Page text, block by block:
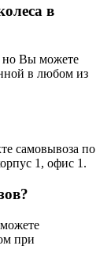
в
но Вы можете
в любом из
самовывоза по
1, офис 1.
при